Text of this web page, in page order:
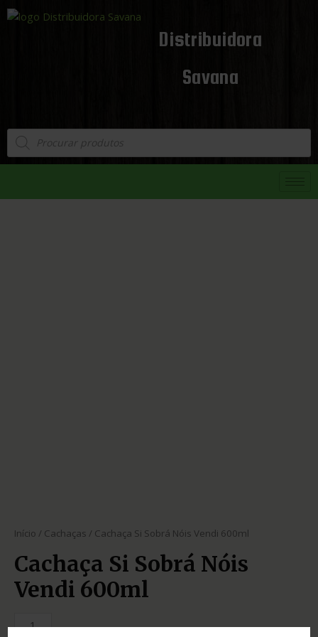
Distribuidora
Savana
Início / Cachaças / Cachaça Si Sobrá Nóis Vendi 600ml
Cachaça Si Sobrá Nóis
Vendi 600ml